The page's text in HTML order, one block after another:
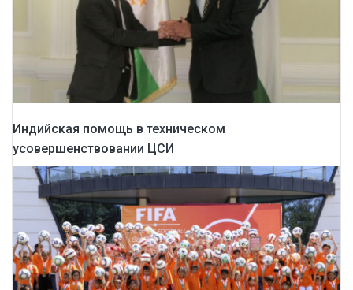
Индийская помощь в техническом
усовершенствовании ЦСИ